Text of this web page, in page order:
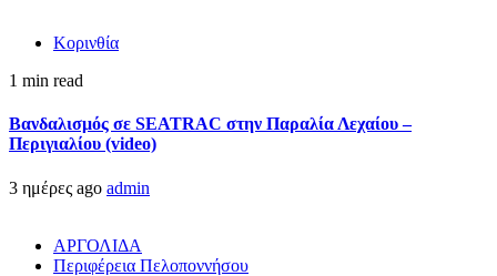
Κορινθία
1 min read
Βανδαλισμός σε SEATRAC στην Παραλία Λεχαίου –
Περιγιαλίου (video)
3 ημέρες ago admin
ΑΡΓΟΛΙΔΑ
Περιφέρεια Πελοποννήσου